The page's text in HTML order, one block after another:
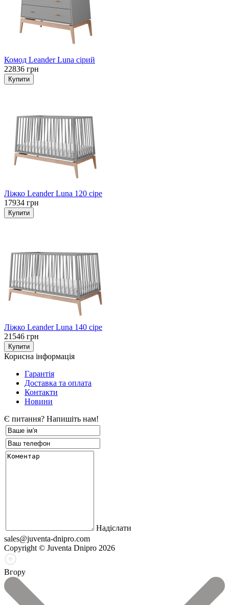
Комод Leander Luna сірий
22836 грн
Ліжко Leander Luna 120 сіре
17934 грн
Ліжко Leander Luna 140 сіре
21546 грн
Корисна інформація
Гарантія
Доставка та оплата
Контакти
Новини
Є питання? Напишіть нам!
Надіслати
sales@juventa-dnipro.com
Copyright © Juventa Dnipro 2026
Вгору